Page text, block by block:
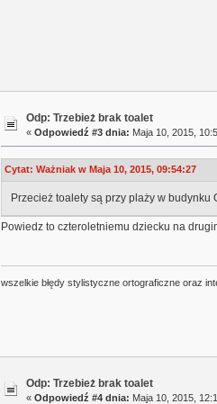
Odp: Trzebież brak toalet
«Odpowiedź #3 dnia: Maja 10, 2015,
Cytat: Ważniak w Maja 10, 2015, 09:54:27
Przecież toalety są przy plaży w budynku
Powiedz to czteroletniemu dziecku na
wszelkie błędy stylistyczne ortograficzne oraz
Odp: Trzebież brak toalet
«Odpowiedź #4 dnia: Maja 10, 2015,